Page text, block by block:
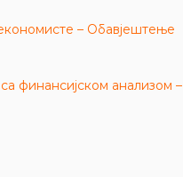
– Обавјештење
финансијском анализом –